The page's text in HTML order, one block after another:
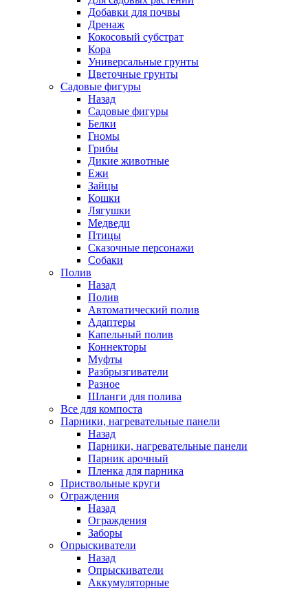
Добавки для почвы
Дренаж
Кокосовый субстрат
Кора
Универсальные грунты
Цветочные грунты
Садовые фигуры
Назад
Садовые фигуры
Белки
Гномы
Грибы
Дикие животные
Ежи
Зайцы
Кошки
Лягушки
Медведи
Птицы
Сказочные персонажи
Собаки
Полив
Назад
Полив
Автоматический полив
Адаптеры
Капельный полив
Коннекторы
Муфты
Разбрызгиватели
Разное
Шланги для полива
Все для компоста
Парники, нагревательные панели
Назад
Парники, нагревательные панели
Парник арочный
Пленка для парника
Приствольные круги
Ограждения
Назад
Ограждения
Заборы
Опрыскиватели
Назад
Опрыскиватели
Аккумуляторные